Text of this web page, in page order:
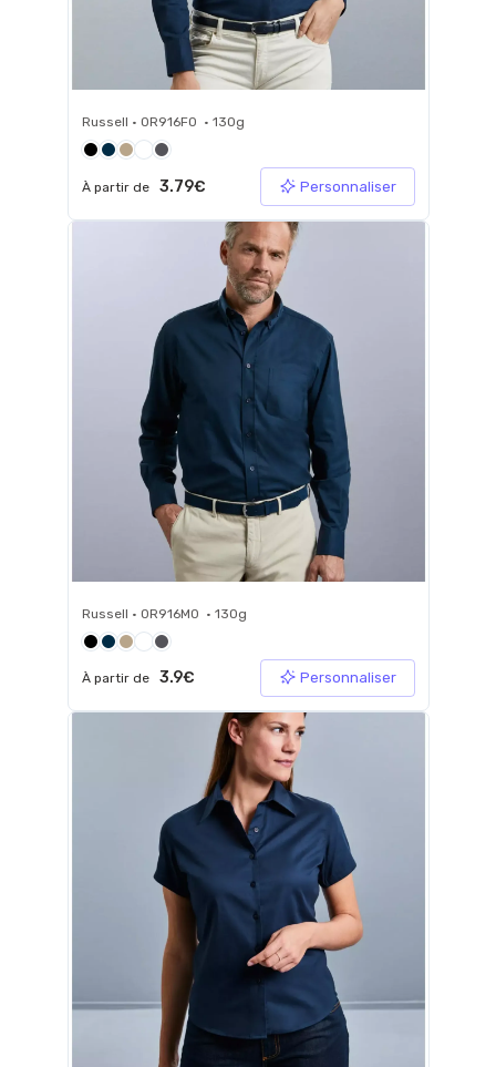
Russell • 0R916F0 • 130g
À partir de 3.79€ Personnaliser
Russell • 0R916M0 • 130g
À partir de 3.9€ Personnaliser